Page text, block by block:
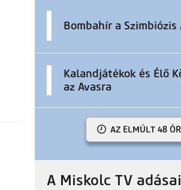
Bombahír a
Kalandjátékok és Élő
az Avasra
AZ ELMÚLT 48
A Miskolc TV adásai